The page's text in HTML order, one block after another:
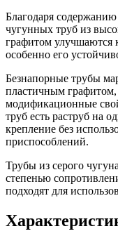
Благодаря
чугунных труб из
графитом улучшаются
особенно его
Безнапорные трубы
пластичным
модификационные
труб есть раструб на
крепление без
приспособлений.
Трубы из серого
степенью
подходят для